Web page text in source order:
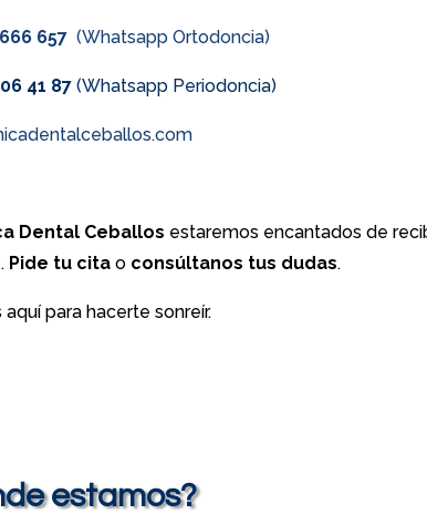
657(Whatsapp Ortodoncia)
41 87 (Whatsapp Periodoncia)
Dental Ceballos estaremos encantados de
Pide tu cita o consúltanos tus dudas.
aquí para hacerte sonreír.
estamos?